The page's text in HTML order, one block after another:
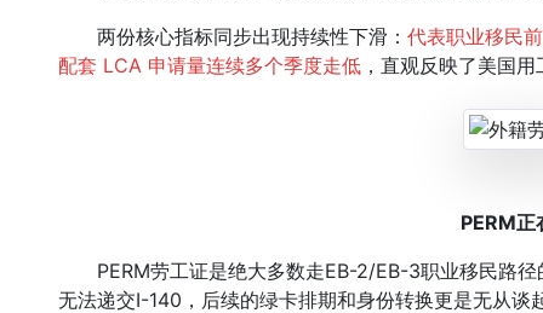
两份核心指标同步出现持续性下滑： 代表职业移民
配套 LCA 申请量连续多个季度走低 ，直观反映了美国
PERM正
PERM劳工证是绝大多数走EB-2/EB-3职业移民路径
无法递交I-140，后续的绿卡排期和身份转换更是无从谈